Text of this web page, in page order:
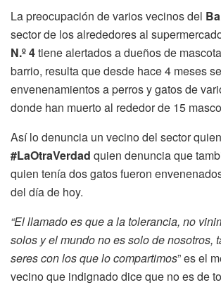
La preocupación de varios vecinos del
sector de los alrededores al
N.º 4tiene alertados a dueños de
barrio, resulta que desde hace 4 meses
envenenamientos a perros y gatos de
donde han muerto al rededor de 15
Así lo denuncia un vecino del sector
#LaOtraVerdad quien denuncia que
quien tenía dos gatos fueron
del día de hoy.
“El llamado es que a la tolerancia, no
solos y el mundo no es solo de nosotros,
seres con los que lo compartimos” es el
vecino que indignado dice que no es de